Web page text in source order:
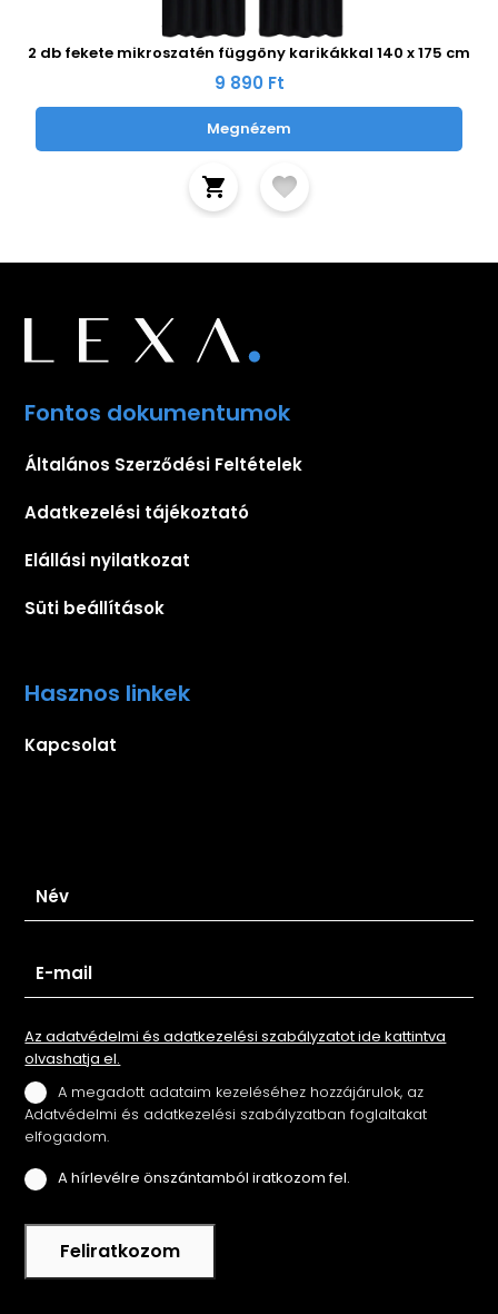
2 db fekete mikroszatén függöny karikákkal 140 x 175 cm
9 890 Ft
Megnézem
Fontos dokumentumok
Általános Szerződési Feltételek
Adatkezelési tájékoztató
Elállási nyilatkozat
Süti beállítások
Hasznos linkek
Kapcsolat
Az adatvédelmi és adatkezelési szabályzatot ide kattintva
olvashatja el.
A megadott adataim kezeléséhez hozzájárulok, az
Adatvédelmi és adatkezelési szabályzatban foglaltakat
elfogadom.
A hírlevélre önszántamból iratkozom fel.
Feliratkozom